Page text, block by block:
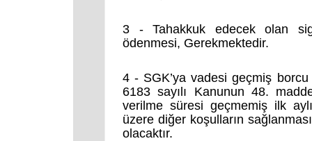
3 - Tahakkuk edecek olan
ödenmesi, Gerekmektedir.
4 - SGK’ya vadesi geçmiş
6183 sayılı Kanunun 48.
verilme süresi geçmemiş ilk
üzere diğer koşulların
olacaktır.